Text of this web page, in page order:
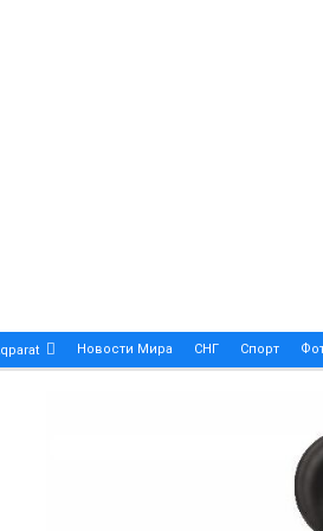
Новости Мира СНГ Спорт
Patek Philippe